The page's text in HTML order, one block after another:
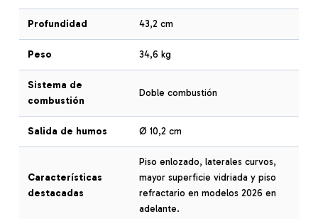
Profundidad 43,2 cm
Peso 34,6 kg
Sistema de
combustión
Doble combustión
Salida de humos Ø 10,2 cm
Características
destacadas
Piso enlozado, laterales curvos,
mayor superficie vidriada y piso
refractario en modelos 2026 en
adelante.